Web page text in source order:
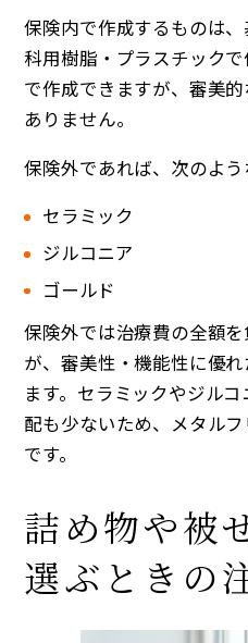
保険内で作成するものは
科用樹脂・プラスチック
で作成できますが、審美
ありません。
保険外であれば、次のよう
セラミック
ジルコニア
ゴールド
保険外では治療費の全額
が、審美性・機能性に優
ます。セラミックやジル
配も少ないため、メタル
です。
詰め物や被
選ぶときの